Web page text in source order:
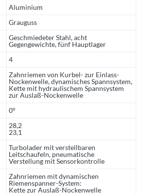
Aluminium
Grauguss
Geschmiedeter Stahl, acht
Gegengewichte, fünf Hauptlager
4
Zahnriemen von Kurbel- zur Einlass-
Nockenwelle, dynamisches Spannsystem,
Kette mit hydraulischem Spannsystem
zur Auslaß-Nockenwelle
0°
28,2
23,1
Turbolader mit verstellbaren
Leitschaufeln, pneumatische
Verstellung mit Sensorkontrolle
Zahnriemen mit dynamischen
Riemenspanner-System:
Kette zur Auslaß-Nockenwelle